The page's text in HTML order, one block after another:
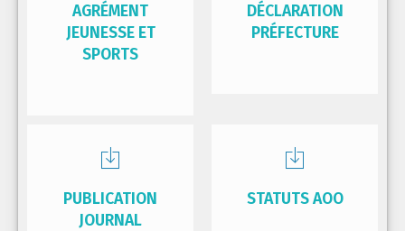
AGRÉMENT
JEUNESSE ET
SPORTS
DÉCLARATION
PRÉFECTURE
PUBLICATION
JOURNAL
STATUTS AOO